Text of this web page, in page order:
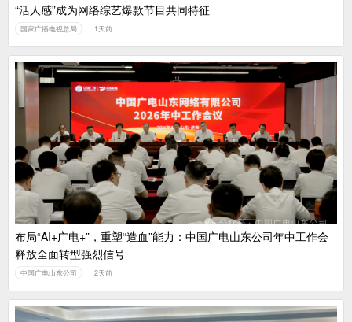
“活人感”成为网络综艺爆款节目共同特征
国家广播电视总局 1天前
布局“AI+广电+”，重塑“造血”能力：中国广电山东公司年中工作会
释放全面转型强烈信号
中国广电山东公司 2天前